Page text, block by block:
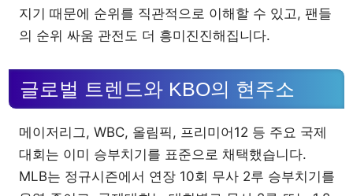
지기 때문에 순위를 직관적으로 이해할 수 있고, 팬들
의 순위 싸움 관전도 더 흥미진진해집니다.
글로벌 트렌드와 KBO의 현주소
메이저리그, WBC, 올림픽, 프리미어12 등 주요 국제
대회는 이미 승부치기를 표준으로 채택했습니다.
MLB는 정규시즌에서 연장 10회 무사 2루 승부치기를